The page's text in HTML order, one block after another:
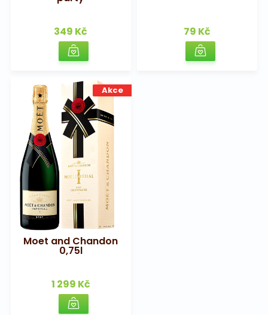
349 Kč 79 Kč
Akce
Moet and Chandon
0,75l
1 299 Kč